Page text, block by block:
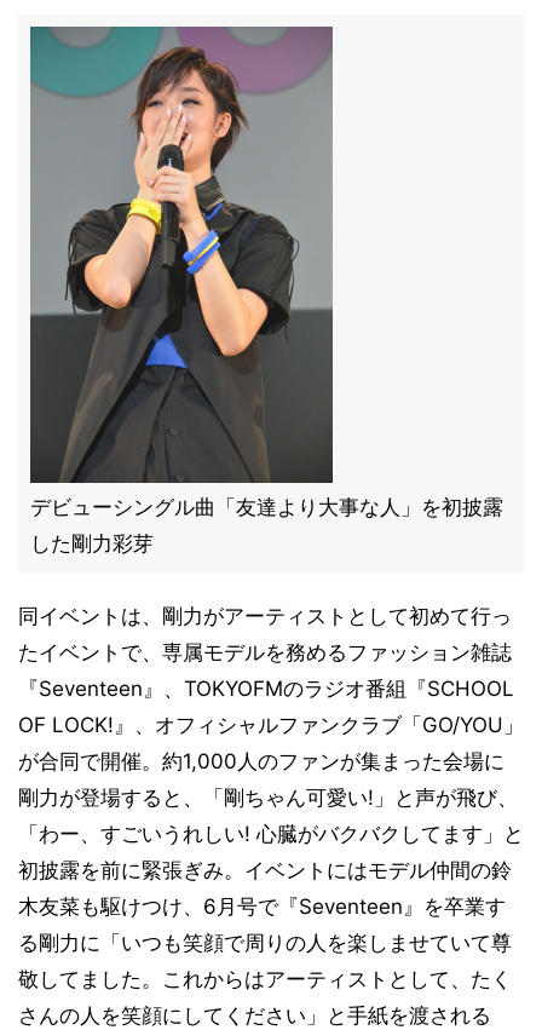
デビューシングル曲「友達より大事な人」を初披露
した剛力彩芽
同イベントは、剛力がアーティストとして初めて行っ
たイベントで、専属モデルを務めるファッション雑誌
『Seventeen』、TOKYOFMのラジオ番組『SCHOOL
OF LOCK!』、オフィシャルファンクラブ「GO/YOU」
が合同で開催。約1,000人のファンが集まった会場に
剛力が登場すると、「剛ちゃん可愛い!」と声が飛び、
「わー、すごいうれしい! 心臓がバクバクしてます」と
初披露を前に緊張ぎみ。イベントにはモデル仲間の鈴
木友菜も駆けつけ、6月号で『Seventeen』を卒業す
る剛力に「いつも笑顔で周りの人を楽しませていて尊
敬してました。これからはアーティストとして、たく
さんの人を笑顔にしてください」と手紙を渡される